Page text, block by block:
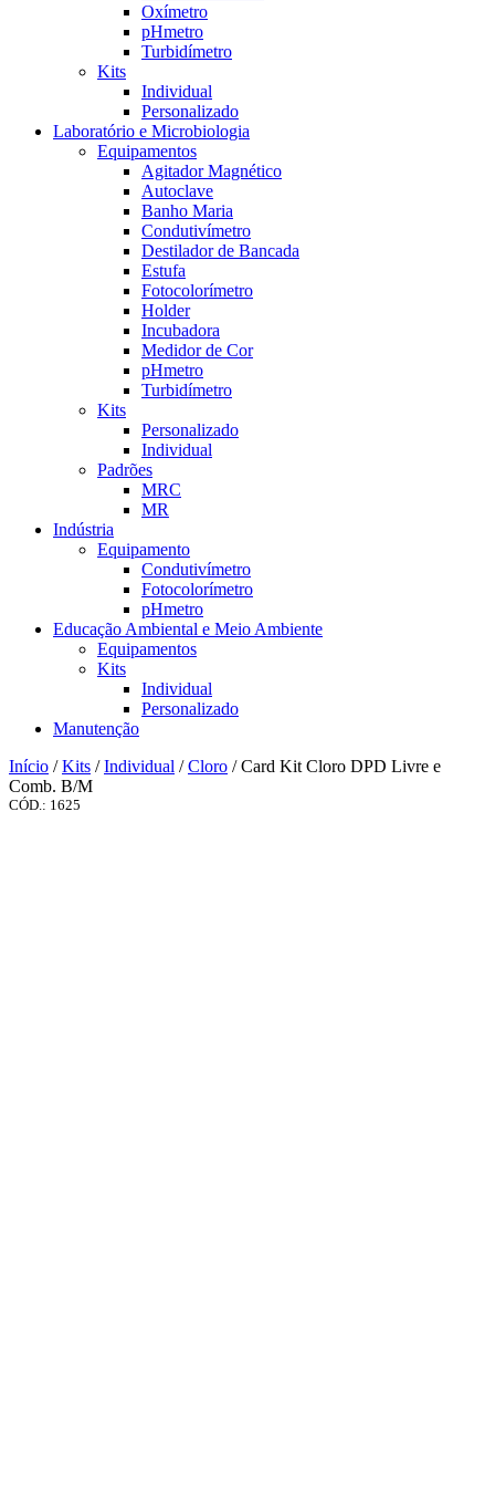
Oxímetro
pHmetro
Turbidímetro
Kits
Individual
Personalizado
Laboratório e Microbiologia
Equipamentos
Agitador Magnético
Autoclave
Banho Maria
Condutivímetro
Destilador de Bancada
Estufa
Fotocolorímetro
Holder
Incubadora
Medidor de Cor
pHmetro
Turbidímetro
Kits
Personalizado
Individual
Padrões
MRC
MR
Indústria
Equipamento
Condutivímetro
Fotocolorímetro
pHmetro
Educação Ambiental e Meio Ambiente
Equipamentos
Kits
Individual
Personalizado
Manutenção
Início /Kits /Individual /Cloro / Card Kit Cloro DPD Livre e
Comb. B/M
CÓD.: 1625